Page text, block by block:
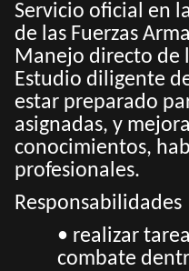
Servicio oficial en
de las Fuerzas
Manejo directo de
Estudio diligente
estar preparado
asignadas, y
conocimientos,
profesionales.
Responsabilidades
• realizar
combate